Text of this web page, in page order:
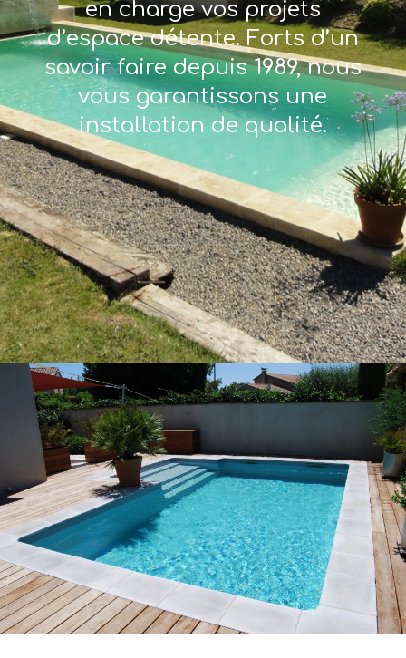
en charge vos projets
d’espace détente. Forts d’un
savoir faire depuis 1989, nous
vous garantissons une
installation de qualité.